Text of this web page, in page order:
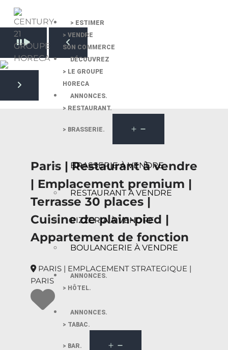
> ESTIMER
> VENDRE
SON COMMERCE
DÉCOUVREZ
> LE GROUPE
HORECA
ANNONCES.
> RESTAURANT.
> BRASSERIE.
BRASSERIE À VENDRE
RESTAURANT À VENDRE
PIZZERIA À VENDRE
BOULANGERIE À VENDRE
ANNONCES.
> HÔTEL.
ANNONCES.
> TABAC.
> BAR.
Pause slide rotation
Resume slide rotation
Previous slide
Next slide
Paris | Restaurant à vendre
| Emplacement premium |
Terrasse 30 places |
Cuisine de plain-pied |
Appartement de fonction
PARIS | EMPLACEMENT STRATEGIQUE |
PARIS